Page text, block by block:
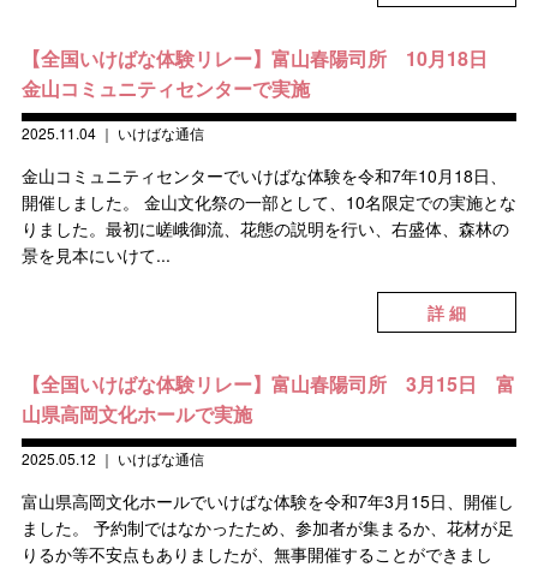
【全国いけばな体験リレー】富山春陽司所 10月18日
金山コミュニティセンターで実施
2025.11.04｜ いけばな通信
金山コミュニティセンターでいけばな体験を令和7年10月18日、
開催しました。 金山文化祭の一部として、10名限定での実施とな
りました。最初に嵯峨御流、花態の説明を行い、右盛体、森林の
景を見本にいけて...
詳 細
【全国いけばな体験リレー】富山春陽司所 3月15日 富
山県高岡文化ホールで実施
2025.05.12 ｜ いけばな通信
富山県高岡文化ホールでいけばな体験を令和7年3月15日、開催し
ました。 予約制ではなかったため、参加者が集まるか、花材が足
りるか等不安点もありましたが、無事開催することができまし